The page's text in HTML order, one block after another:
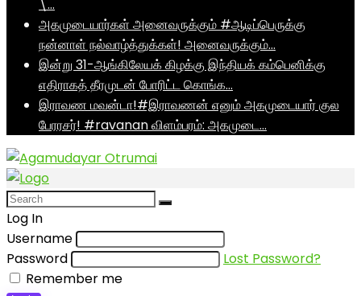
\…
அகமுடையார்கள் அனைவருக்கும் #ஆடிப்பெருக்கு
நன்னாள் நல்வாழ்த்துக்கள்! அனைவருக்கும்…
இன்று 31-ஆங்கிலேயக் கிழக்கு இந்தியக் கம்பெனிக்கு
எதிராகத் தீரமுடன் போரிட்ட கொங்க…
இராவண மவன்டா!#இராவணன் எனும் அகமுடையார் குல
பேரரசர்! #ravanan விளம்பரம்: அகமுடை…
Log In
Username
Password
Lost Password?
Remember me